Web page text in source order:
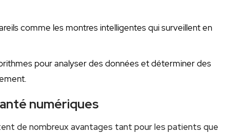
comme les montres intelligentes qui surveillent ‌en
pour analyser des données et déterminer des
numériques
de nombreux avantages ⁣tant ⁣pour les patients que